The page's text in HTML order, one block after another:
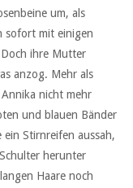
um, als
sofort mit einigen
ihre Mutter
anzog. Mehr als
nicht mehr
und blauen Bänder
ein Stirnreifen aussah,
herunter
Haare noch